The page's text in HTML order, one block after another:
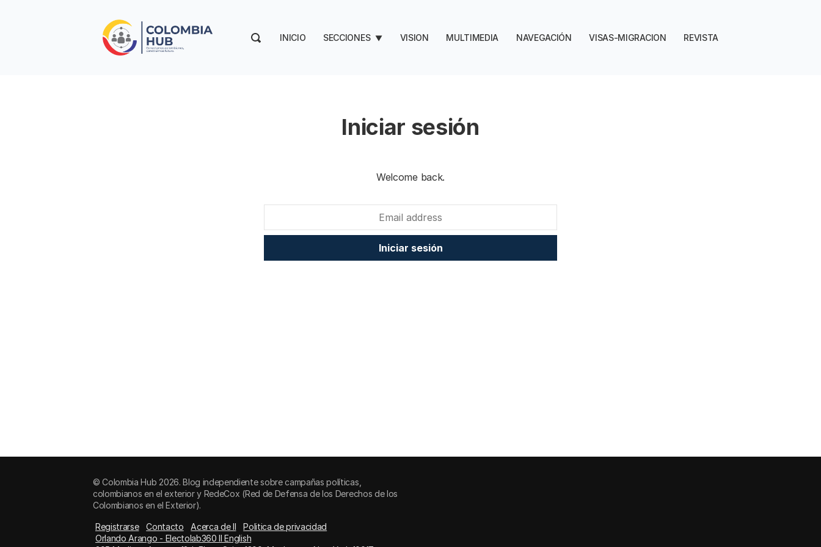
INICIO SECCIONES ▼ VISION MULTIMEDIA NAVEGACIÓN VISAS-MIGRACION REVISTA
Iniciar sesión
Welcome back.
Iniciar sesión
© Colombia Hub 2026. Blog independiente sobre campañas políticas,
colombianos en el exterior y RedeCox (Red de Defensa de los Derechos de los
Colombianos en el Exterior).
Registrarse Contacto Acerca de II
Politica de privacidad
Orlando Arango - Electolab360 II English